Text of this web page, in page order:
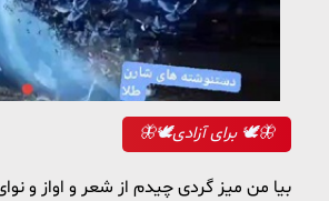
🦋🕊برای آزادی 🕊🦋
بیا من میز گردی چیدم از شعر و اواز و